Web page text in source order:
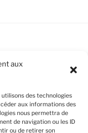
aux
des technologies
aux informations des
nous permettra de
de navigation ou les ID
ou de retirer son